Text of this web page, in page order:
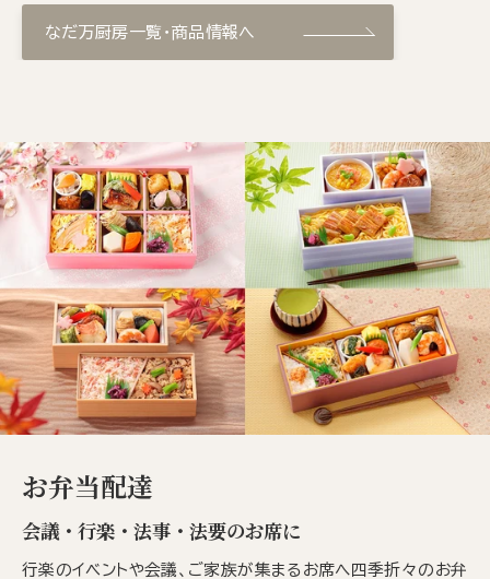
なだ万厨房一覧・商品情報へ
お弁当配達
会議・行楽・法事・法要のお席に
行楽のイベントや会議、ご家族が集まるお席へ四季折々のお弁